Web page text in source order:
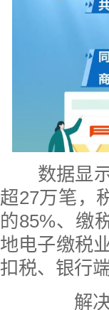
数据显示
超27万笔，
的85%、缴
地电子缴税
扣税、银行
解决企业